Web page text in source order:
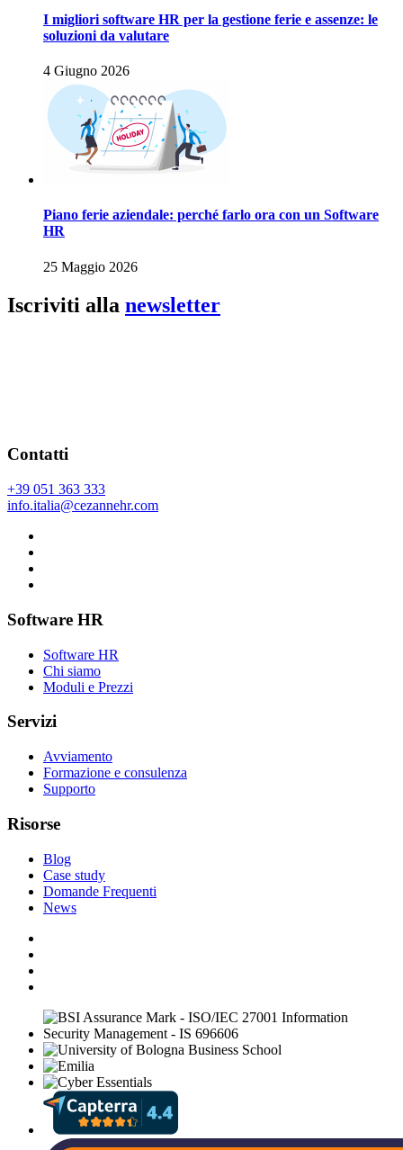
I migliori software HR per la gestione ferie e assenze: le
soluzioni da valutare
4 Giugno 2026
Piano ferie aziendale: perché farlo ora con un Software
HR
25 Maggio 2026
Iscriviti alla newsletter
Contatti
+39 051 363 333
info.italia@cezannehr.com
Software HR
Software HR
Chi siamo
Moduli e Prezzi
Servizi
Avviamento
Formazione e consulenza
Supporto
Risorse
Blog
Case study
Domande Frequenti
News